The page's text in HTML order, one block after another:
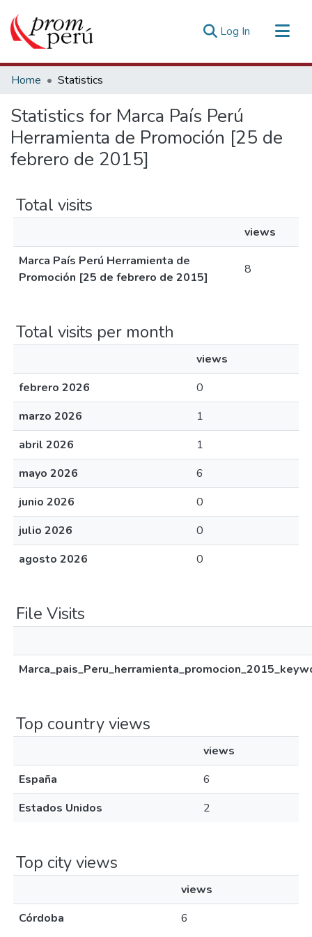
Log In (current)
Communities & Collections
Estadísticas Externas
Home Statistics
Statistics for Marca País Perú
Herramienta de Promoción [25 de
febrero de 2015]
Total visits
views
Marca País Perú Herramienta de
Promoción [25 de febrero de 2015]
8
Total visits per month
views
febrero 2026
0
marzo 2026
1
abril 2026
1
mayo 2026
6
junio 2026
0
julio 2026
0
agosto 2026
0
File Visits
Top country views
views
España
6
Estados Unidos
2
Top city views
views
Córdoba
6